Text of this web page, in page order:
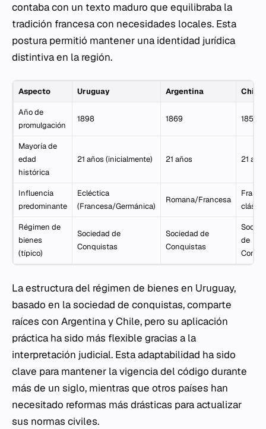
contaba con un texto maduro que equilibraba la
tradición francesa con necesidades locales. Esta
postura permitió mantener una identidad jurídica
distintiva en la región.
Aspecto Uruguay Argentina Chile
Año de
promulgación
1898 1869 1857
Mayoría de
edad
histórica
21 años (inicialmente) 21 años 21
Influencia
predominante
Ecléctica
(Francesa/Germánica)
Romana/Francesa
clásica
Régimen de
bienes
(típico)
Sociedad de
Conquistas
Sociedad de
Conquistas
de
La estructura del régimen de bienes en Uruguay,
basado en la sociedad de conquistas, comparte
raíces con Argentina y Chile, pero su aplicación
práctica ha sido más flexible gracias a la
interpretación judicial. Esta adaptabilidad ha sido
clave para mantener la vigencia del código durante
más de un siglo, mientras que otros países han
necesitado reformas más drásticas para actualizar
sus normas civiles.